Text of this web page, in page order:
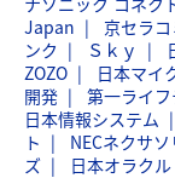
Japan
京セラ
ンク
Ｓｋｙ
ZOZO
日本マイ
開発
第一ライ
日本情報システム
ト
NECネクサ
ズ
日本オラクル